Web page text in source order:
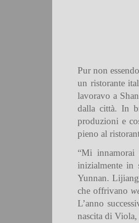
Pur non
un ristorante
lavoravo a
dalla città. In
produzioni e
pieno al
“Mi
inizialmente in
Yunnan.
che offrivano
L’anno
nascita di